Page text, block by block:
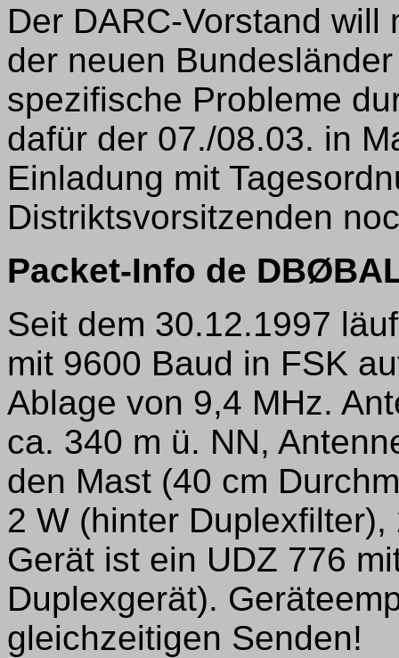
Der DARC-Vorstand
der neuen
spezifische Probleme
dafür der 07./08.03. in
Einladung mit
Distriktsvorsitzenden
Packet-Info de
Seit dem 30.12.1997
mit 9600 Baud in FSK
Ablage von 9,4 MHz.
ca. 340 m ü. NN,
den Mast (40 cm
2 W (hinter
Gerät ist ein UDZ 776
Duplexgerät).
gleichzeitigen Senden!